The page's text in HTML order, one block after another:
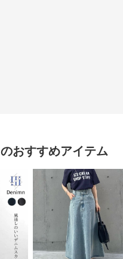
のおすすめアイテム